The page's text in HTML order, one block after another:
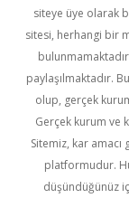
siteye üye olarak
sitesi, herhangi bir
paylaşılmaktadır.
olup, gerçek
Gerçek kurum ve
Sitemiz, kar
platformudur.
düşündüğünüz